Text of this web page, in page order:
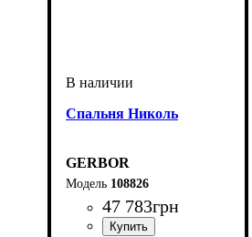
Спальня Николь
GERBOR
108826
47 783грн